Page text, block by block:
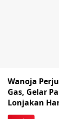
Wanoja
Gas, Gelar
Lonjakan